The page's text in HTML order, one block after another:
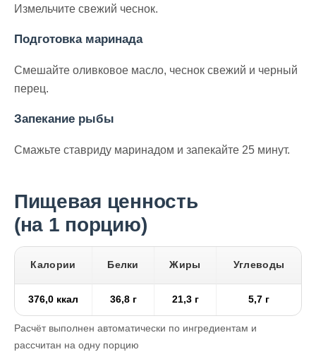
Измельчите свежий чеснок.
Подготовка маринада
Смешайте оливковое масло, чеснок свежий и черный
перец.
Запекание рыбы
Смажьте ставриду маринадом и запекайте 25 минут.
Пищевая ценность
(на 1 порцию)
Калории Белки Жиры Углеводы
376,0 ккал 36,8 г 21,3 г 5,7 г
Расчёт выполнен автоматически по ингредиентам и
рассчитан на одну порцию